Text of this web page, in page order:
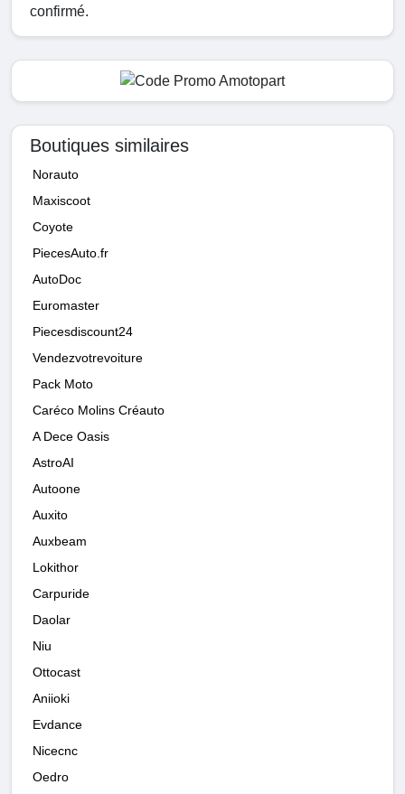
confirmé.
Boutiques similaires
Norauto
Maxiscoot
Coyote
PiecesAuto.fr
AutoDoc
Euromaster
Piecesdiscount24
Vendezvotrevoiture
Pack Moto
Caréco Molins Créauto
A Dece Oasis
AstroAI
Autoone
Auxito
Auxbeam
Lokithor
Carpuride
Daolar
Niu
Ottocast
Aniioki
Evdance
Nicecnc
Oedro